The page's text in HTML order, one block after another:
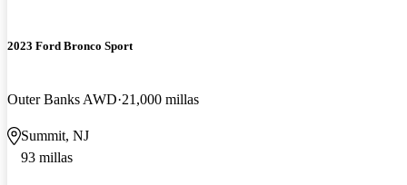
2023 Ford Bronco Sport
Outer Banks AWD 21,000 millas
Summit, NJ
93 millas